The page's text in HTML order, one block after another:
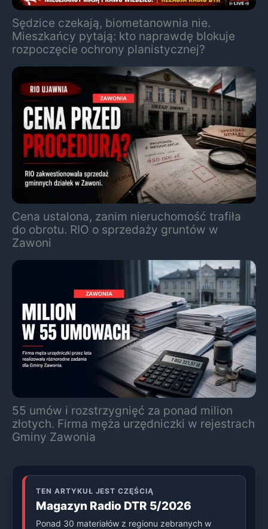
Sędzice czekają, biometanownia nie.
Mieszkańcy pytają: kto naprawdę blokuje
rozpoczęcie ochrony planistycznej?
Cena ustalona, zanim nieruchomość trafiła
do obrotu. RIO o sprzedaży gruntów w
Zawoni
55 umów i rozstrzygnięć za ponad milion
złotych. Firma męża urzędniczki w rejestrach
Gminy Zawonia
TEN ARTYKUŁ JEST CZĘŚCIĄ
Magazyn Radio DTR 5/2026
Ponad 30 materiałów z regionu zebranych w